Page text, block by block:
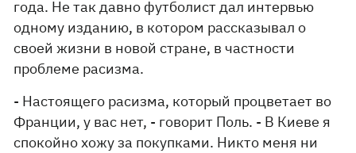
года. Не так давно футболист дал интервью
одному изданию, в котором рассказывал о
своей жизни в новой стране, в частности
проблеме расизма.
- Настоящего расизма, который процветает во
Франции, у вас нет, - говорит Поль. - В Киеве я
спокойно хожу за покупками. Никто меня ни